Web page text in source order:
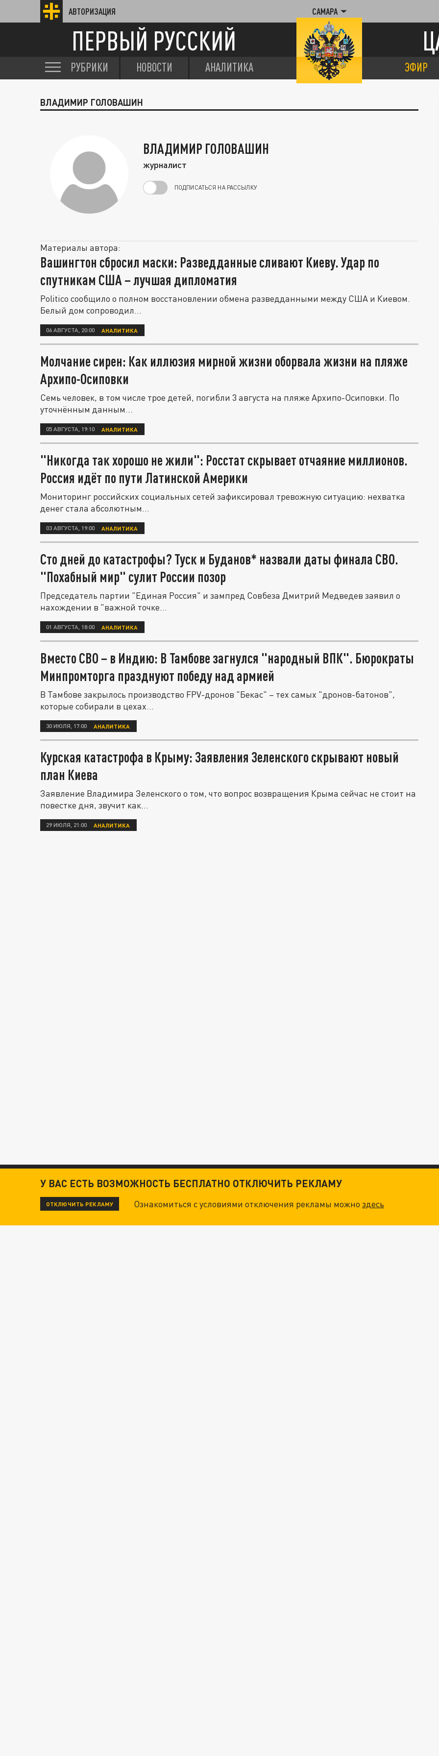
АВТОРИЗАЦИЯ САМАРА
ПЕРВЫЙ РУССКИЙ
РУБРИКИ НОВОСТИ АНАЛИТИКА ЭФИР
ВЛАДИМИР ГОЛОВАШИН
ВЛАДИМИР ГОЛОВАШИН
журналист
ПОДПИСАТЬСЯ НА РАССЫЛКУ
Материалы автора:
Вашингтон сбросил маски: Разведданные сливают Киеву. Удар по
спутникам США – лучшая дипломатия
Politico сообщило о полном восстановлении обмена разведданными между США и Киевом.
Белый дом сопроводил...
06 АВГУСТА, 20:00 АНАЛИТИКА
Молчание сирен: Как иллюзия мирной жизни оборвала жизни на пляже
Архипо-Осиповки
Семь человек, в том числе трое детей, погибли 3 августа на пляже Архипо-Осиповки. По
уточнённым данным...
05 АВГУСТА, 19:10 АНАЛИТИКА
"Никогда так хорошо не жили": Росстат скрывает отчаяние миллионов.
Россия идёт по пути Латинской Америки
Мониторинг российских социальных сетей зафиксировал тревожную ситуацию: нехватка
денег стала абсолютным...
03 АВГУСТА, 19:00 АНАЛИТИКА
Сто дней до катастрофы? Туск и Буданов* назвали даты финала СВО.
"Похабный мир" сулит России позор
Председатель партии "Единая Россия" и зампред Совбеза Дмитрий Медведев заявил о
нахождении в "важной точке...
01 АВГУСТА, 18:00 АНАЛИТИКА
Вместо СВО – в Индию: В Тамбове загнулся "народный ВПК". Бюрократы
Минпромторга празднуют победу над армией
В Тамбове закрылось производство FPV-дронов "Бекас" – тех самых "дронов-батонов",
которые собирали в цехах...
30 ИЮЛЯ, 17:00 АНАЛИТИКА
Курская катастрофа в Крыму: Заявления Зеленского скрывают новый
план Киева
Заявление Владимира Зеленского о том, что вопрос возвращения Крыма сейчас не стоит на
повестке дня, звучит как...
29 ИЮЛЯ, 21:00 АНАЛИТИКА
У ВАС ЕСТЬ ВОЗМОЖНОСТЬ БЕСПЛАТНО ОТКЛЮЧИТЬ РЕКЛАМУ
ОТКЛЮЧИТЬ РЕКЛАМУ Ознакомиться с условиями отключения рекламы можноздесь